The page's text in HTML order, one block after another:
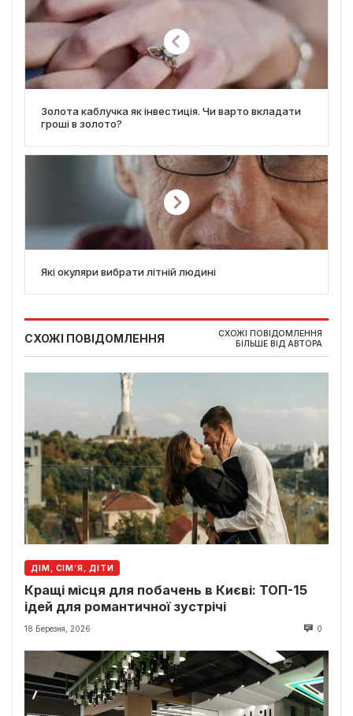
Золота каблучка як інвестиція. Чи варто вкладати
гроші в золото?
Які окуляри вибрати літній людині
СХОЖІ ПОВІДОМЛЕННЯ
СХОЖІ ПОВІДОМЛЕННЯ
БІЛЬШЕ ВІД АВТОРА
ДІМ, СІМ’Я, ДІТИ
Кращі місця для побачень в Києві: ТОП-15
ідей для романтичної зустрічі
18 Березня, 2026 0